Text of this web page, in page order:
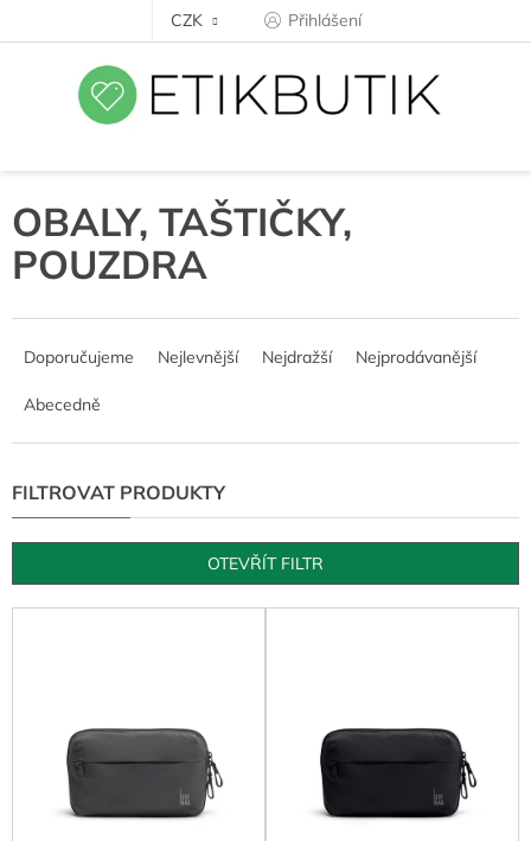
CZK Přihlášení
OBALY, TAŠTIČKY,
POUZDRA
n
p
r
o
u
k
Doporučujeme Nejlevnější Nejdražší Nejprodávanější
Abecedně
OTEVŘÍT FILTR
V